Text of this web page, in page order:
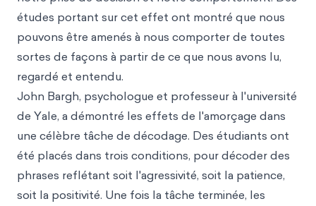
études portant sur cet effet ont montré que nous
pouvons être amenés à nous comporter de toutes
sortes de façons à partir de ce que nous avons lu,
regardé et entendu.
John Bargh, psychologue et professeur à l'université
de Yale, a démontré les effets de l'amorçage dans
une célèbre tâche de décodage. Des étudiants ont
été placés dans trois conditions, pour décoder des
phrases reflétant soit l'agressivité, soit la patience,
soit la positivité. Une fois la tâche terminée, les